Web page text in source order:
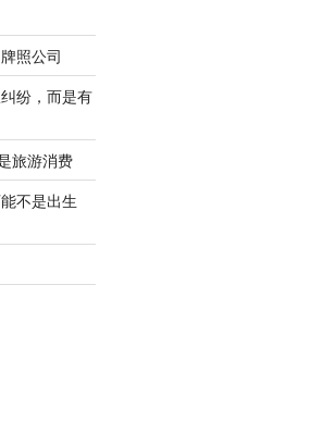
照公司
纷，而是有
旅游消费
不是出生